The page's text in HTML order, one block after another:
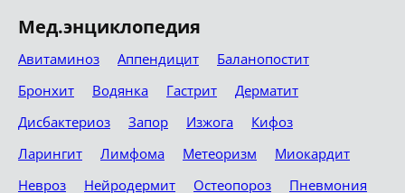
Мед.энциклопедия
Авитаминоз Аппендицит
Баланопостит
Бронхит
Водянка Гастрит
Дерматит
Дисбактериоз
Запор Изжога
Кифоз
Ларингит
Лимфома Метеоризм
Миокардит
Невроз
Нейродермит Остеопороз
Пневмония